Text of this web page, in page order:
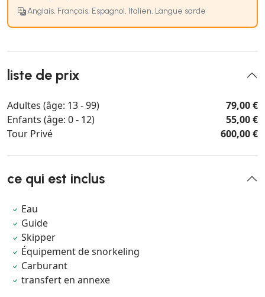
Anglais, Français, Espagnol, Italien, Langue sarde
liste de prix
Adultes (âge: 13 - 99)
79,00 €
Enfants (âge: 0 - 12)
55,00 €
Tour Privé
600,00 €
ce qui est inclus
Eau
Guide
Skipper
Équipement de snorkeling
Carburant
transfert en annexe